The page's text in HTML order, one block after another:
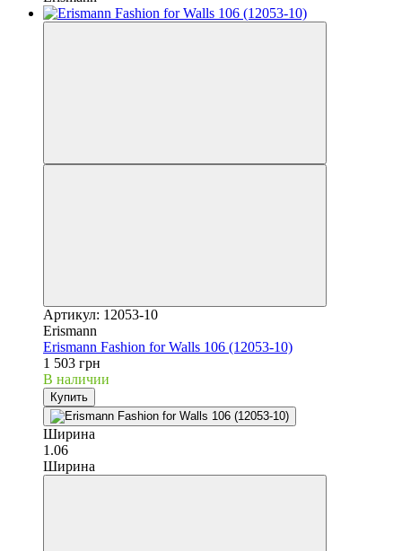
Артикул: 12053-10
Erismann
Erismann Fashion for Walls 106 (12053-10)
1 503 грн
В наличии
Купить
Ширина
1.06
Ширина